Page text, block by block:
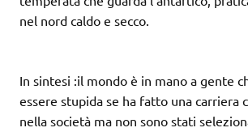
nel nord caldo e secco.
In sintesi :il mondo è in mano a gente
essere stupida se ha fatto una carriera
nella società ma non sono stati